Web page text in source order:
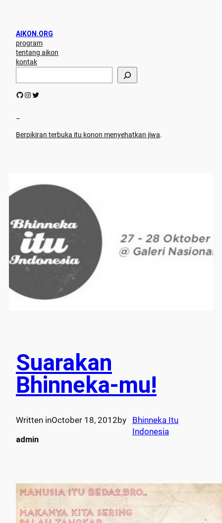
AIKON.ORG
program
tentang aikon
kontak
r
h
GitHub Instagram Twitter
–
Berpikiran terbuka itu konon menyehatkan jiwa.
Suarakan
Bhinneka-mu!
Written inOctober 18, 2012by
admin
Bhinneka Itu
Indonesia